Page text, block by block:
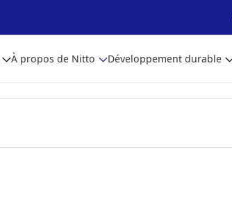
À propos de Nitto Développement durable